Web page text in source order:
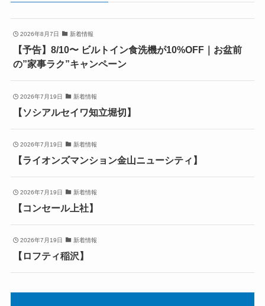
2026年8月7日 新着情報
【予告】8/10〜 ビルトイン食洗機が10%OFF｜お盆前
の”家事ラク”キャンペーン
2026年7月19日 新着情報
【ソシアルセイワ知立堀切】
2026年7月19日 新着情報
【ライオンズマンション金山ニューシティ】
2026年7月19日 新着情報
【コンセール上社】
2026年7月19日 新着情報
【ロフティ稲沢】